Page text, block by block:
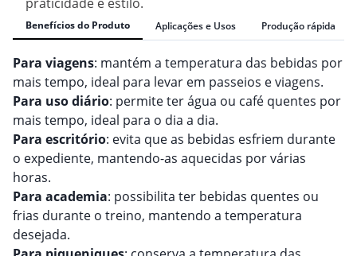
Benefícios do Produto Aplicações e Usos Produção rápida
Para viagens: mantém a temperatura das bebidas por
mais tempo, ideal para levar em passeios e viagens.
Para uso diário: permite ter água ou café quentes por
mais tempo, ideal para o dia a dia.
Para escritório: evita que as bebidas esfriem durante
o expediente, mantendo-as aquecidas por várias
horas.
Para academia: possibilita ter bebidas quentes ou
frias durante o treino, mantendo a temperatura
desejada.